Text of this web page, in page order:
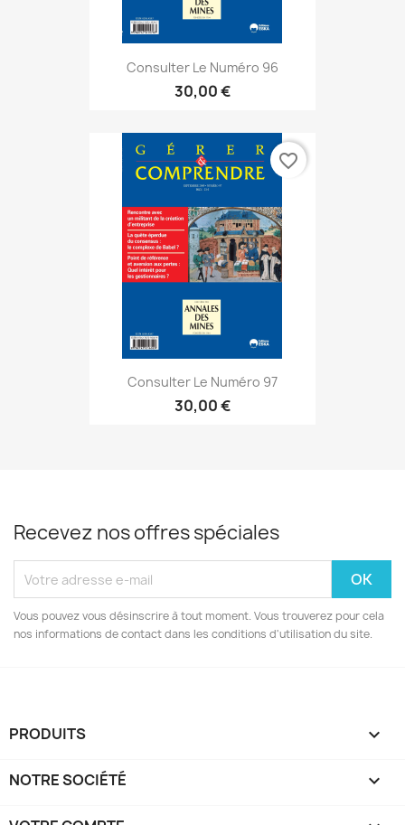
Consulter Le Numéro 96
30,00 €
Consulter Le Numéro 97
30,00 €
favorite_border
Recevez nos offres spéciales
Vous pouvez vous désinscrire à tout moment. Vous trouverez pour cela
nos informations de contact dans les conditions d'utilisation du site.
PRODUITS 
NOTRE SOCIÉTÉ 